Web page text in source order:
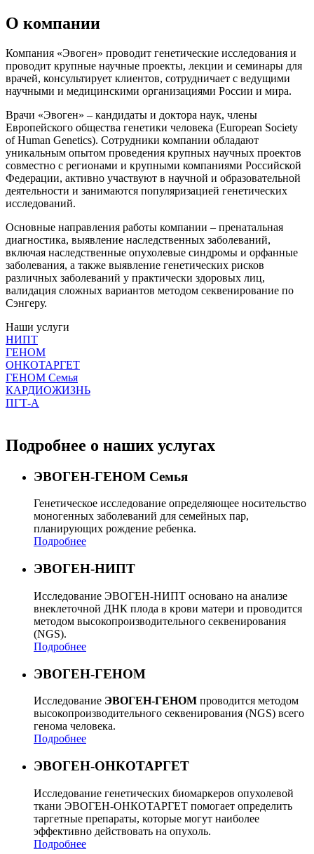
О компании
Компания «Эвоген» проводит генетические исследования и
проводит крупные научные проекты, лекции и семинары для
врачей, консультирует клиентов, сотрудничает с ведущими
научными и медицинскими организациями России и мира.
Врачи «Эвоген» – кандидаты и доктора наук, члены
Европейского общества генетики человека (European Society
of Human Genetics). Сотрудники компании обладают
уникальным опытом проведения крупных научных проектов
совместно с регионами и крупными компаниями Российской
Федерации, активно участвуют в научной и образовательной
деятельности и занимаются популяризацией генетических
исследований.
Основные направления работы компании – пренатальная
диагностика, выявление наследственных заболеваний,
включая наследственные опухолевые синдромы и орфанные
заболевания, а также выявление генетических рисков
различных заболеваний у практически здоровых лиц,
валидация сложных вариантов методом секвенирование по
Сэнгеру.
Наши услуги
НИПТ
ГЕНОМ
ОНКОТАРГЕТ
ГЕНОМ Семья
КАРДИОЖИЗНЬ
ПГТ-А
Подробнее о наших услугах
ЭВОГЕН-ГЕНОМ Семья
Генетическое исследование определяющее носительство
моногенных заболеваний для семейных пар,
планирующих рождение ребенка.
Подробнее
ЭВОГЕН-НИПТ
Исследование ЭВОГЕН-НИПТ основано на анализе
внеклеточной ДНК плода в крови матери и проводится
методом высокопроизводительного секвенирования
(NGS).
Подробнее
ЭВОГЕН-ГЕНОМ
Исследование ЭВОГЕН-ГЕНОМ проводится методом
высокопроизводительного секвенирования (NGS) всего
генома человека.
Подробнее
ЭВОГЕН-ОНКОТАРГЕТ
Исследование генетических биомаркеров опухолевой
ткани ЭВОГЕН-ОНКОТАРГЕТ помогает определить
таргетные препараты, которые могут наиболее
эффективно действовать на опухоль.
Подробнее